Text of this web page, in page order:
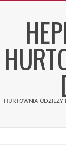
HURTOWNIA ODZIEŻY